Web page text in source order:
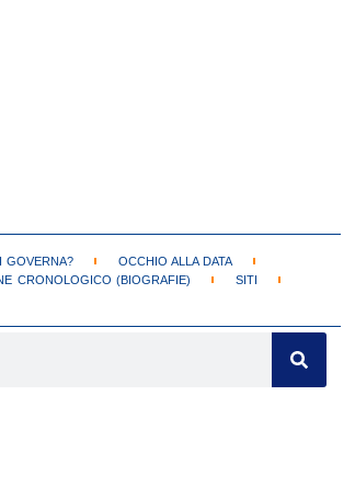
GOVERNA?
OCCHIO ALLA DATA
CRONOLOGICO (BIOGRAFIE)
SITI